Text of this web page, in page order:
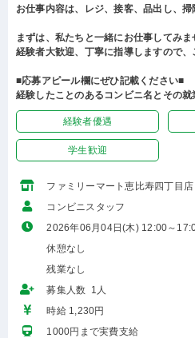
お仕事内容は、レジ、接客、品出し、掃
まずは、私たちと一緒にお仕事してみま
経験者大歓迎、丁寧に指導しますので、
■応募アピール欄にぜひ記載ください■
経験したことのあるコンビニ名とその就
経験者優遇
学生歓迎
ファミリーマート恵比寿四丁目店
コンビニスタッフ
2026年06月04日(木) 12:00～
休憩なし
残業なし
募集人数 1人
時給 1,230円
1000円まで実費支給